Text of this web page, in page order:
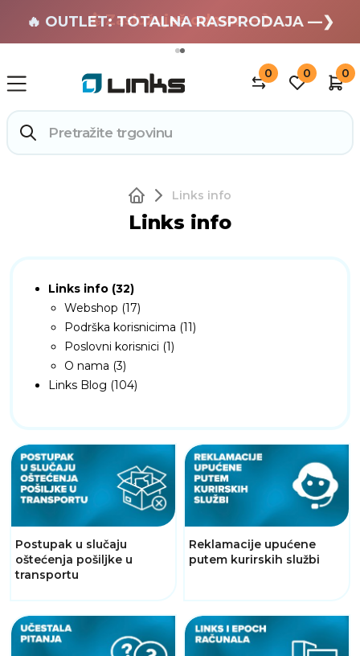
🏄 Zaslužuješ odmor —❯
🔥 OUTLET: TOTALNA RASPRODAJA —❯
0 0 0
Links info
Links info
Links info (32)
Webshop (17)
Podrška korisnicima (11)
Poslovni korisnici (1)
O nama (3)
Links Blog (104)
Postupak u slučaju
oštećenja pošiljke u
transportu
Reklamacije upućene
putem kurirskih službi